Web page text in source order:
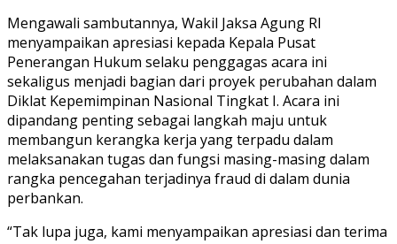
Mengawali sambutannya, Wakil Jaksa Agung RI
menyampaikan apresiasi kepada Kepala Pusat
Penerangan Hukum selaku penggagas acara ini
sekaligus menjadi bagian dari proyek perubahan dalam
Diklat Kepemimpinan Nasional Tingkat I. Acara ini
dipandang penting sebagai langkah maju untuk
membangun kerangka kerja yang terpadu dalam
melaksanakan tugas dan fungsi masing-masing dalam
rangka pencegahan terjadinya fraud di dalam dunia
perbankan.
“Tak lupa juga, kami menyampaikan apresiasi dan terima